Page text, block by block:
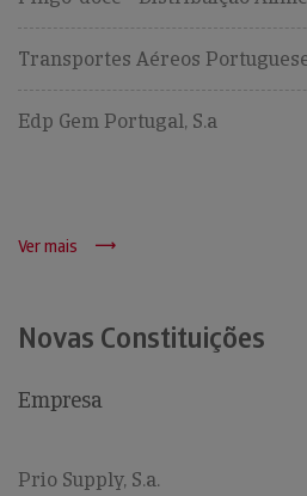
Transportes Aéreos
Edp Gem Portugal, S.a
Ver mais
Novas Constituições
Empresa
Prio Supply, S.a.